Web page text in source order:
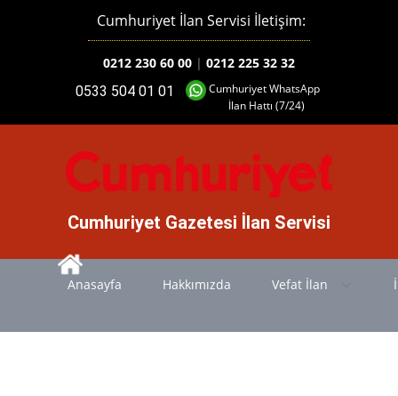
Cumhuriyet WhatsApp
İlan Hattı (7/24)
0533 504 01 01
Cumhuriyet İlan Servisi İletişim:
0212 230 60 00 | 0212 225 32 32
Cumhuriyet Gazetesi İlan Servisi
Anasayfa Hakkımızda Vefat İlan